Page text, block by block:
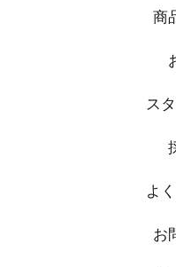
商
ス
よ
お